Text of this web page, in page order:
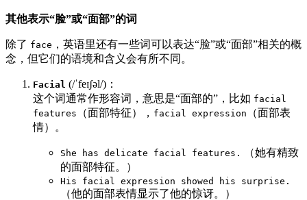
其他表示“脸”或“面部”的词
除了 face ，英语里还有一些词可以表达“脸”或“面部”相关的概
念，但它们的语境和含义会有所不同。
Facial (/ˈfeɪʃəl/)：
这个词通常作形容词，意思是“面部的”，比如 facial
features
（面部特征）， facial expression
（面部表
情）。
She has delicate facial features.
（她有精致
的面部特征。）
His facial expression showed his surprise.
（他的面部表情显示了他的惊讶。）